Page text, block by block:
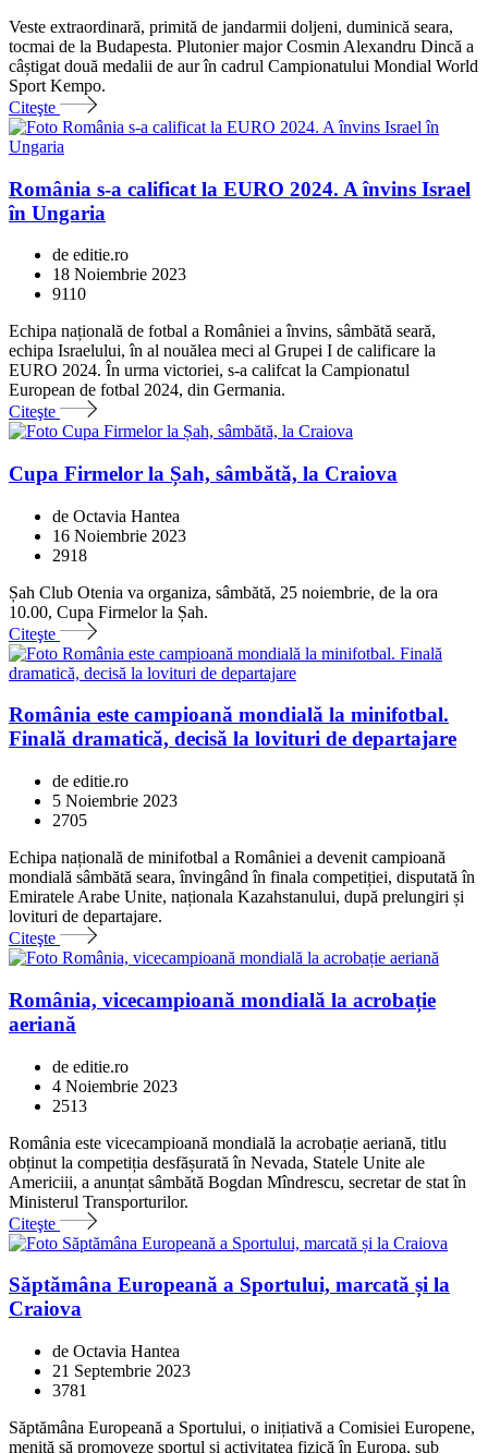
Veste extraordinară, primită de jandarmii doljeni, duminică seara,
tocmai de la Budapesta. Plutonier major Cosmin Alexandru Dincă a
câștigat două medalii de aur în cadrul Campionatului Mondial World
Sport Kempo.
Citeşte
România s-a calificat la EURO 2024. A învins Israel
în Ungaria
de editie.ro
18 Noiembrie 2023
9110
Echipa națională de fotbal a României a învins, sâmbătă seară,
echipa Israelului, în al nouălea meci al Grupei I de calificare la
EURO 2024. În urma victoriei, s-a califcat la Campionatul
European de fotbal 2024, din Germania.
Citeşte
Cupa Firmelor la Șah, sâmbătă, la Craiova
de Octavia Hantea
16 Noiembrie 2023
2918
Șah Club Otenia va organiza, sâmbătă, 25 noiembrie, de la ora
10.00, Cupa Firmelor la Șah.
Citeşte
România este campioană mondială la minifotbal.
Finală dramatică, decisă la lovituri de departajare
de editie.ro
5 Noiembrie 2023
2705
Echipa națională de minifotbal a României a devenit campioană
mondială sâmbătă seara, învingând în finala competiției, disputată în
Emiratele Arabe Unite, naționala Kazahstanului, după prelungiri și
lovituri de departajare.
Citeşte
România, vicecampioană mondială la acrobație
aeriană
de editie.ro
4 Noiembrie 2023
2513
România este vicecampioană mondială la acrobație aeriană, titlu
obținut la competiția desfășurată în Nevada, Statele Unite ale
Americiii, a anunțat sâmbătă Bogdan Mîndrescu, secretar de stat în
Ministerul Transporturilor.
Citeşte
Săptămâna Europeană a Sportului, marcată și la
Craiova
de Octavia Hantea
21 Septembrie 2023
3781
Săptămâna Europeană a Sportului, o inițiativă a Comisiei Europene,
menită să promoveze sportul și activitatea fizică în Europa, sub